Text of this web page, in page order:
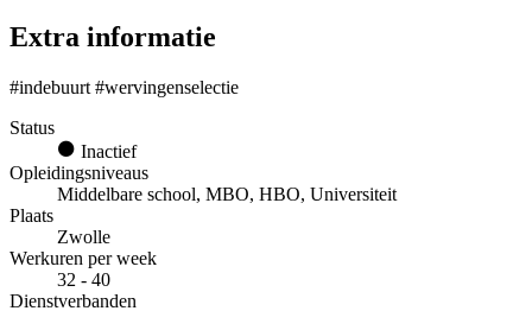
Extra informatie
#indebuurt #wervingenselectie
Status
Inactief
Opleidingsniveaus
Middelbare school, MBO, HBO, Universiteit
Plaats
Zwolle
Werkuren per week
32 - 40
Dienstverbanden